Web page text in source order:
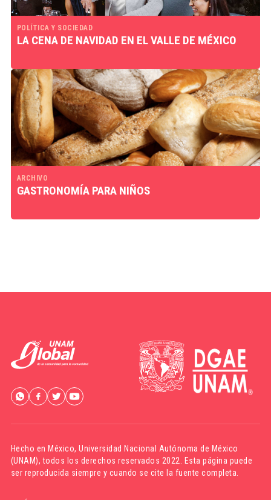
POLÍTICA Y SOCIEDAD
LA CENA DE NAVIDAD EN EL VALLE DE MÉXICO
ARCHIVO
GASTRONOMÍA PARA NIÑOS
Hecho en México,Universidad Nacional Autónoma de México
(UNAM), todos los derechos reservados 2022. Esta página puede
ser reproducida siempre y cuando se cite la fuente completa.